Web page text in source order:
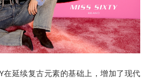
在延续复古元素的基础上，增加了现代